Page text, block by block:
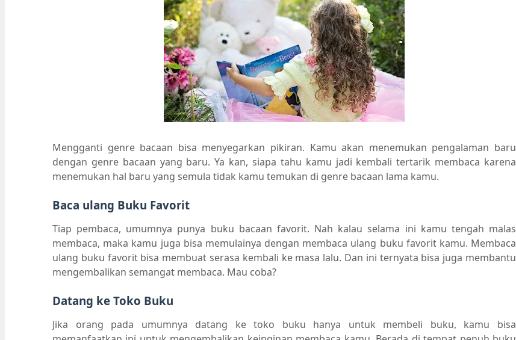
Mengganti genre bacaan bisa menyegarkan pikiran. Kamu akan menemukan pengalaman baru
dengan genre bacaan yang baru. Ya kan, siapa tahu kamu jadi kembali tertarik membaca karena
menemukan hal baru yang semula tidak kamu temukan di genre bacaan lama kamu.
Baca ulang Buku Favorit
Tiap pembaca, umumnya punya buku bacaan favorit. Nah kalau selama ini kamu tengah malas
membaca, maka kamu juga bisa memulainya dengan membaca ulang buku favorit kamu. Membaca
ulang buku favorit bisa membuat serasa kembali ke masa lalu. Dan ini ternyata bisa juga membantu
mengembalikan semangat membaca. Mau coba?
Datang ke Toko Buku
Jika orang pada umumnya datang ke toko buku hanya untuk membeli buku, kamu bisa